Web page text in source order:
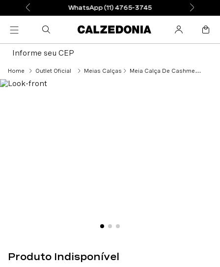
WhatsApp (11) 4765-3745
Informe seu CEP
Outlet Oficial Meias Calças Meia Calça De Cashmere Canelado - Cinza